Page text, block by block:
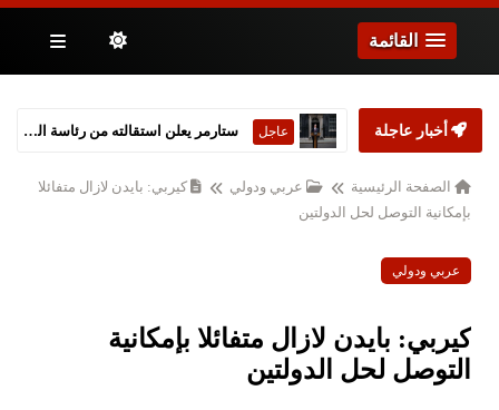
القائمة
أخبار عاجلة عاجل ستارمر يعلن استقالته من رئاسة الحكومة البريطانية
الصفحة الرئيسية عربي ودولي
كيربي: بايدن لازال متفائلا
بإمكانية التوصل لحل الدولتين
عربي ودولي
كيربي: بايدن لازال متفائلا بإمكانية
التوصل لحل الدولتين